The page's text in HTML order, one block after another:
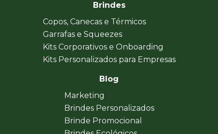
Brindes
Copos, Canecas e Térmicos
Garrafas e Squeezes
Kits Corporativos e Onboarding
Kits Personalizados para Empresas
Blog
Marketing
Brindes Personalizados
Brinde Promocional